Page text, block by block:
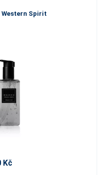
Spirit
Kč